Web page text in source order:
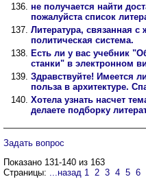
не получается найти
пожалуйста список
Литература, связанная
политическая система.
Есть ли у вас учебник
станки" в электронном
Здравствуйте! Имеется
польза в архитектуре.
Хотела узнать насчет
делаете подборку
Задать вопрос
Показано 131-140 из 163
Страницы: ...назад 1 2 3 4 5 6